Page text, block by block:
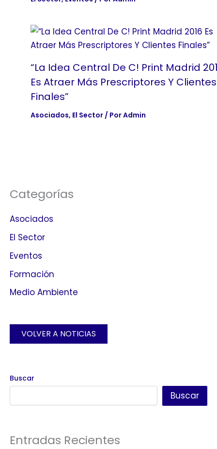
“La Idea Central De C! Print Madrid
Es Atraer Más Prescriptores Y Clientes
Finales”
Asociados, El Sector/ PorAdmin
Categorías
Asociados
El Sector
Eventos
Formación
Medio Ambiente
VOLVER A NOTICIAS
Buscar
Buscar
Entradas Recientes